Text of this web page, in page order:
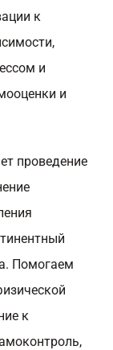
к
и
и
проведение
Помогаем
к